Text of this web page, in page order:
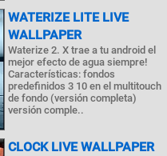
WATERIZE LITE LIVE
WALLPAPER
Waterize 2. X trae a tu android el
mejor efecto de agua siempre!
Características: fondos
predefinidos 3 10 en el multitouch
de fondo (versión completa)
versión comple..
CLOCK LIVE WALLPAPER